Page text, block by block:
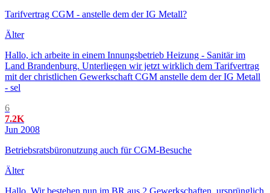
Tarifvertrag CGM - anstelle dem der IG Metall?
Älter
Hallo, ich arbeite in einem Innungsbetrieb Heizung - Sanitär im
Land Brandenburg. Unterliegen wir jetzt wirklich dem Tarifvertrag
mit der christlichen Gewerkschaft CGM anstelle dem der IG Metall
- sel
6
7.2K
Jun 2008
Betriebsratsbüronutzung auch für CGM-Besuche
Älter